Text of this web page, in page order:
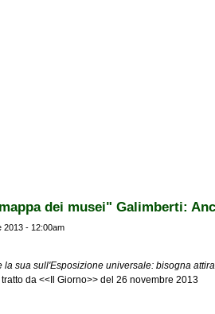
dei musei" Galimberti:
2013 - 12:00am
sua sull'Esposizione universale: bisogna
da <<Il Giorno>> del 26 novembre 2013